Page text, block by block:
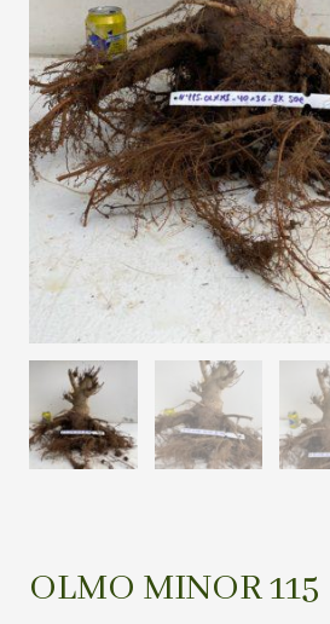
OLMO MINOR 115